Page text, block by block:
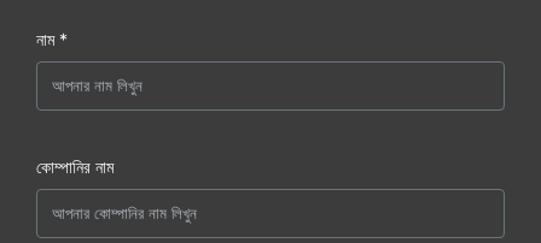
নাম *
কোম্পানির নাম